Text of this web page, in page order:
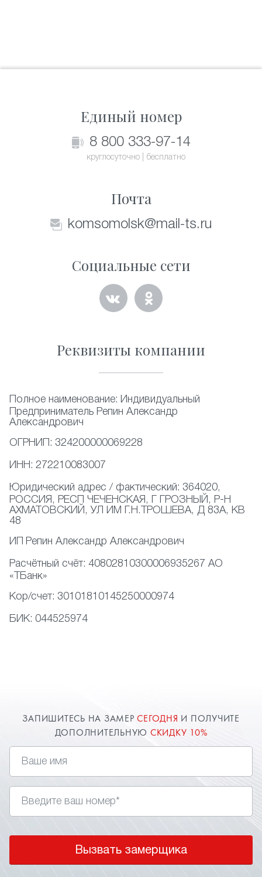
Единый номер
8 800 333-97-14
круглосуточно | бесплатно
Почта
komsomolsk@mail-ts.ru
Социальные сети
Реквизиты компании
Полное наименование: Индивидуальный
Предприниматель Репин Александр
Александрович
ОГРНИП: 324200000069228
ИНН: 272210083007
Юридический адрес / фактический: 364020,
РОССИЯ, РЕСП ЧЕЧЕНСКАЯ, Г ГРОЗНЫЙ, Р-Н
АХМАТОВСКИЙ, УЛ ИМ Г.Н.ТРОШЕВА, Д 83А, КВ
48
ИП Репин Александр Александрович
Расчётный счёт: 40802810300006935267 АО
«ТБанк»
Кор/счет: 30101810145250000974
БИК: 044525974
ЗАПИШИТЕСЬ НА ЗАМЕРСЕГОДНЯ И ПОЛУЧИТЕ
ДОПОЛНИТЕЛЬНУЮ СКИДКУ 10%
Вызвать замерщика